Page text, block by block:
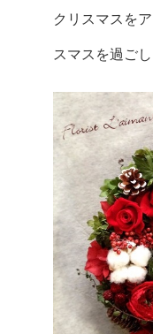
クリスマスを
スマスを過ご